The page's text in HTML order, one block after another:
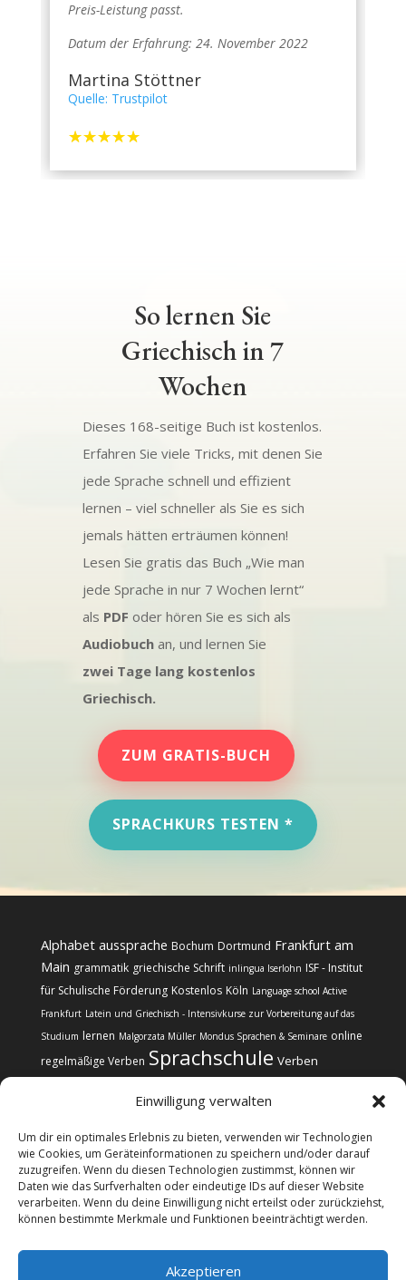
Einwilligung verwalten
Um dir ein optimales Erlebnis zu bieten, verwenden wir Technologien
wie Cookies, um Geräteinformationen zu speichern und/oder darauf
zuzugreifen. Wenn du diesen Technologien zustimmst, können wir
Daten wie das Surfverhalten oder eindeutige IDs auf dieser Website
verarbeiten. Wenn du deine Einwilligung nicht erteilst oder zurückziehst,
können bestimmte Merkmale und Funktionen beeinträchtigt werden.
Akzeptieren
Preis-Leistung passt.
Datum der Erfahrung: 24. November 2022
Martina Stöttner
Quelle: Trustpilot
☆☆☆☆☆
So lernen Sie
Griechisch in 7
Wochen
Dieses 168-seitige Buch ist kostenlos.
Erfahren Sie viele Tricks, mit denen Sie
jede Sprache schnell und effizient
lernen – viel schneller als Sie es sich
jemals hätten erträumen können!
Lesen Sie gratis das Buch „Wie man
jede Sprache in nur 7 Wochen lernt“
als PDF oder hören Sie es sich als
Audiobuchan, und lernen Sie
zwei Tage lang kostenlos
Griechisch.
ZUM GRATIS-BUCH
SPRACHKURS TESTEN *
Alphabet aussprache Bochum Dortmund Frankfurt am
Main grammatik griechische Schrift inlingua Iserlohn ISF - Institut
für Schulische Förderung Kostenlos Köln Language school Active
Frankfurt Latein und Griechisch - Intensivkurse zur Vorbereitung auf das
Studium lernen Malgorzata Müller Mondus Sprachen & Seminare online
regelmäßige Verben Sprachschule Verben
Kontakt Impressum
Datenschutz
Cookie-Richtlinie (EU)
@copyright Web24 Consulting AVO | 2024-2026 * Wir
informieren über Sprachkurse, verkaufen selbst aber